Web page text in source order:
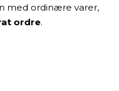
med ordinære varer,
ordre.